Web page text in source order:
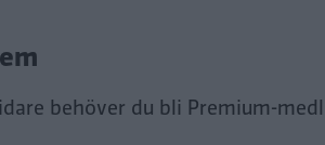
behöver du bli Premium-